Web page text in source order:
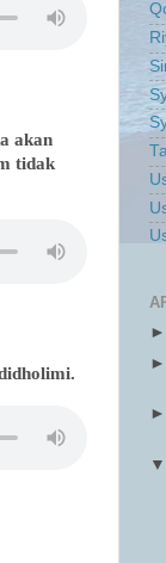
akan
tidak
►
►
►
▼